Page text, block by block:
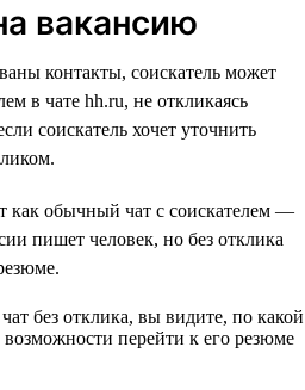
вакансию
контакты, соискатель может
в чате hh.ru, не откликаясь
соискатель хочет уточнить
как обычный чат с соискателем —
пишет человек, но без отклика